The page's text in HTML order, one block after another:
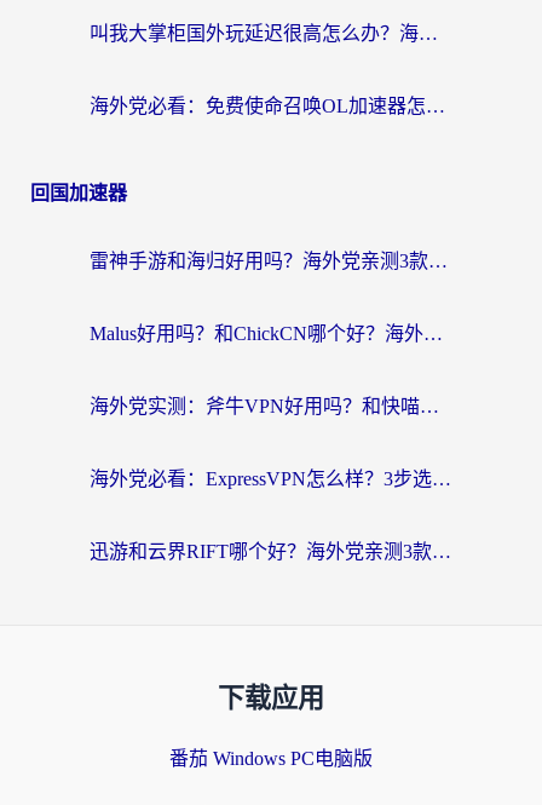
叫我大掌柜国外玩延迟很高怎么办？海外党亲测的国服游戏加速全攻略
海外党必看：免费使命召唤OL加速器怎么选？3个国服游戏加速痛点一次性解决
回国加速器
雷神手游和海归好用吗？海外党亲测3款热门回国加速器+番茄加速器深度体验
Malus好用吗？和ChickCN哪个好？海外党亲测：选对回国加速器，追剧游戏不卡顿
海外党实测：斧牛VPN好用吗？和快喵VPN对比哪个回国效果更好？附3款热门加速器深度分析
海外党必看：ExpressVPN怎么样？3步选对回国加速器，无缝刷国内剧玩手游
迅游和云界RIFT哪个好？海外党亲测3款回国加速器，教你无缝刷国内剧玩游戏
下载应用
番茄 Windows PC电脑版